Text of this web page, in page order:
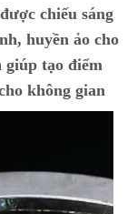
chiếu sáng
huyền ảo cho
giúp tạo điểm
không gian